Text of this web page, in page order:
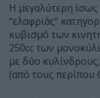
Η μεγαλύτερη
“ελαφριάς”
κυβισμό των
250cc των
με δύο
(από τους περίπου